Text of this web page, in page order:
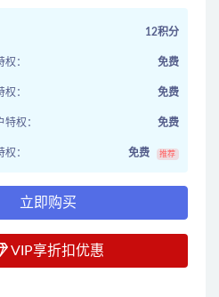
12积分
： 免费
： 免费
特权： 免费
： 免费 推荐
立即购买
VIP享折扣优惠